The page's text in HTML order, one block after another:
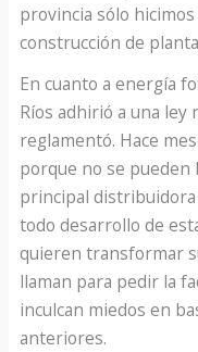
provincia sólo
construcción de
En cuanto a energía
Ríos adhirió a una ley
reglamentó. Hace
porque no se pueden
principal distribuidora
todo desarrollo de
quieren transformar
llaman para pedir la
inculcan miedos en
anteriores.